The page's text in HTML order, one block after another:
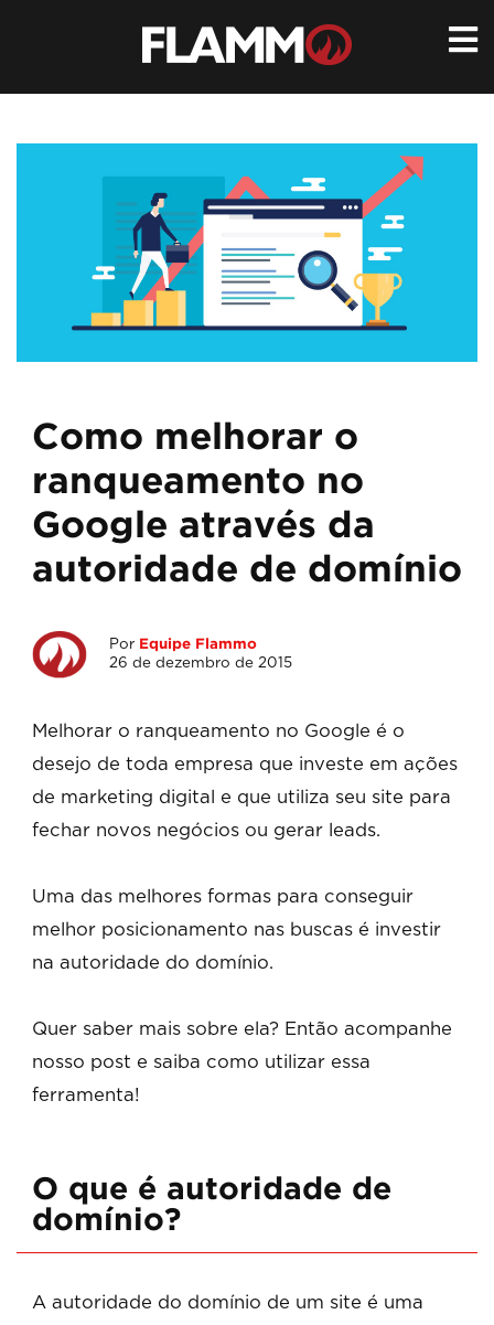
Como melhorar o
ranqueamento no
Google através da
autoridade de domínio
Por Equipe Flammo
26 de dezembro de 2015
Melhorar o ranqueamento no Google é o
desejo de toda empresa que investe em ações
de marketing digital e que utiliza seu site para
fechar novos negócios ou gerar leads.
Uma das melhores formas para conseguir
melhor posicionamento nas buscas é investir
na autoridade do domínio.
Quer saber mais sobre ela? Então acompanhe
nosso post e saiba como utilizar essa
ferramenta!
O que é autoridade de
domínio?
A autoridade do domínio de um site é uma